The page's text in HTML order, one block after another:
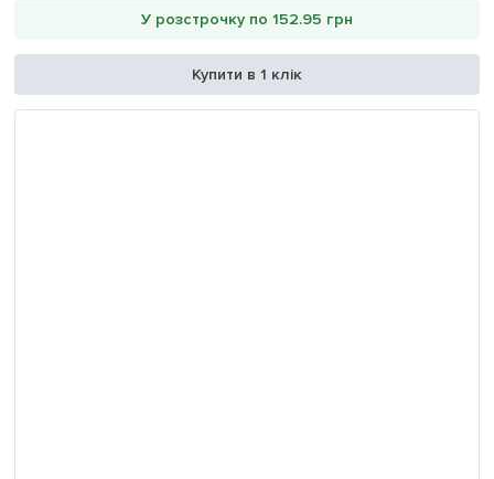
У розстрочку по 152.95 грн
Купити в 1 клік